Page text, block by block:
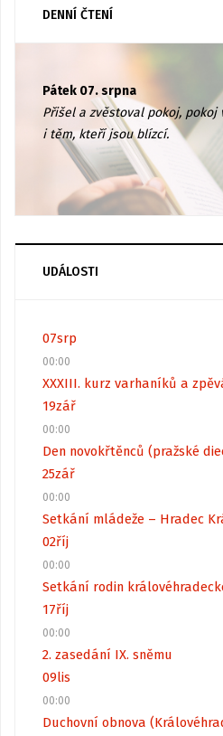
DENNÍ ČTENÍ
Pátek 07. srpna
Přišel a zvěstoval pokoj,
i těm, kteří jsou blízcí.
UDÁLOSTI
07srp
00:00
XXXIII. kurz varhaníků a
19zář
00:00
Den novokřtěnců (pražské
25zář
00:00
Setkání mládeže – Hradec
02říj
00:00
Setkání rodin
17říj
00:00
2. zasedání IX. sněmu
09lis
00:00
Duchovní obnova